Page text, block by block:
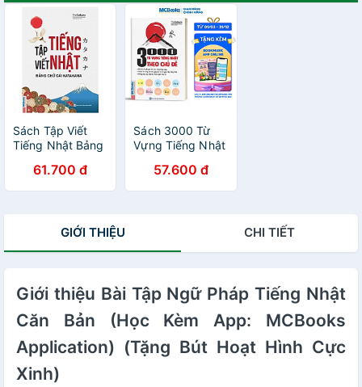
Sách Tập Viết
Tiếng Nhật Bảng
Katakana
61.700 đ
Sách 3000 Từ
Vựng Tiếng Nhật
57.600 đ
GIỚI THIỆU CHI TIẾT
Giới thiệu Bài Tập Ngữ Pháp Tiếng Nhật
Căn Bản (Học Kèm App: MCBooks
Application) (Tặng Bút Hoạt Hình Cực
Xinh)